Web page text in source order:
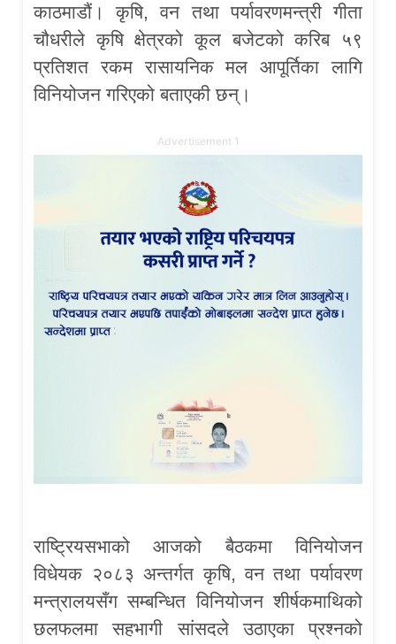
काठमाडौं। कृषि, वन तथा पर्यावरणमन्त्री गीता
चौधरीले कृषि क्षेत्रको कूल बजेटको करिब ५९
प्रतिशत रकम रासायनिक मल आपूर्तिका लागि
विनियोजन गरिएको बताएकी छन्।
Advertisement 1
राष्ट्रियसभाको आजको बैठकमा विनियोजन
विधेयक २०८३ अन्तर्गत कृषि, वन तथा पर्यावरण
मन्त्रालयसँग सम्बन्धित विनियोजन शीर्षकमाथिको
छलफलमा सहभागी सांसदले उठाएका प्रश्नको